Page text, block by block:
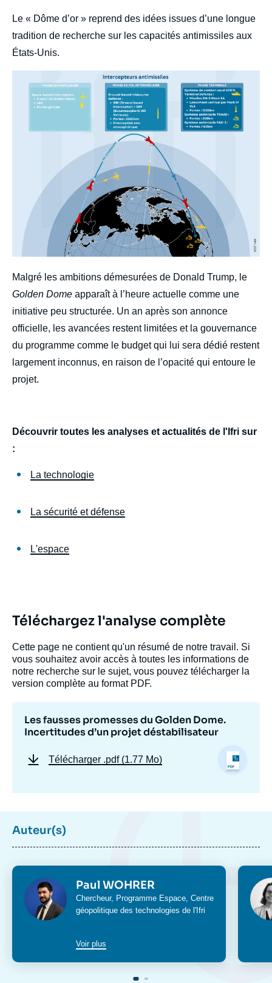
body
Le « Dôme d’or » reprend des idées issues d’une longue
tradition de recherche sur les capacités antimissiles aux
États-Unis.
body
Malgré les ambitions démesurées de Donald Trump, le
Golden Dome apparaît à l’heure actuelle comme une
initiative peu structurée. Un an après son annonce
officielle, les avancées restent limitées et la gouvernance
du programme comme le budget qui lui sera dédié restent
largement inconnus, en raison de l’opacité qui entoure le
projet.
Découvrir toutes les analyses et actualités de l'Ifri sur
:
La technologie
La sécurité et défense
L'espace
Téléchargez l'analyse complète
Cette page ne contient qu'un résumé de notre travail. Si
vous souhaitez avoir accès à toutes les informations de
notre recherche sur le sujet, vous pouvez télécharger la
version complète au format PDF.
Les fausses promesses du Golden Dome.
Incertitudes d’un projet déstabilisateur
Télécharger .pdf (1.77 Mo)
Auteur(s)
Photo Paul WOHRER
Intitulé
du
Chercheur, Programme Espace, Centre
géopolitique des technologies de l'Ifri
Voir plus
Image
de
couverture
publication
fausses promesses duGolden Dome.
Incertitudes d’un projet déstabilisateur »,
Études de l’Ifri
, Ifri, mai 2026.
Copier